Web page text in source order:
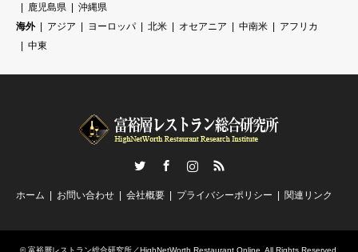
鹿児島県
沖縄県
海外
アジア ヨーロッパ 北米 オセアニア 中南米
アフリカ
中東
RSS
ホーム お問い合わせ 会社概要 プライバシーポリシー 関連リンク
©富裕層レストラン総合研究所／HighNetWorth Restaurant Online . All Rights Reserved.